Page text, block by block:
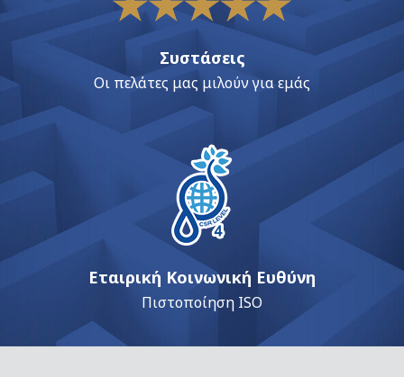
Συστάσεις
Οι πελάτες μας μιλούν για εμάς
Εταιρική Κοινωνική Ευθύνη
Πιστοποίηση ISO